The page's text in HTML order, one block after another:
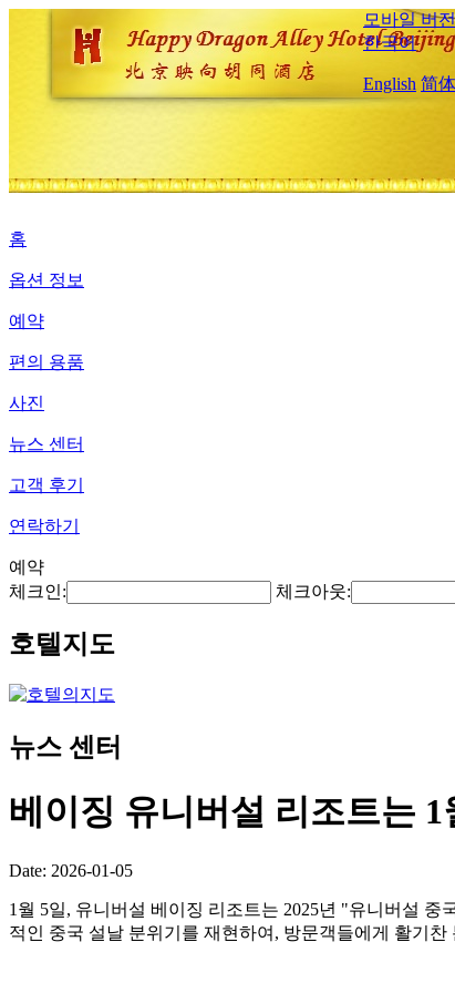
모바일 버전
한국어
English 简
홈
옵션 정보
예약
편의 용품
사진
뉴스 센터
고객 후기
연락하기
예약
체크인:
체크아웃:
호텔지도
뉴스 센터
베이징 유니버설 리조트는
Date: 2026-01-05
1월 5일, 유니버설 베이징 리조트는 2025년 "유니버설
적인 중국 설날 분위기를 재현하여, 방문객들에게 활기